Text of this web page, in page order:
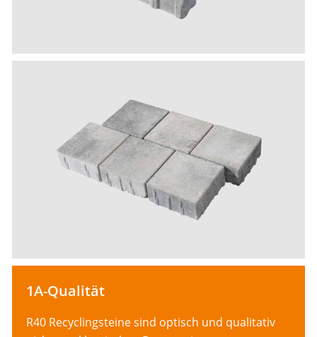
1A-Qualität
R40 Recyclingsteine sind optisch und qualitativ